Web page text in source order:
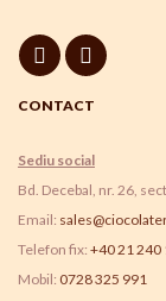
CONTACT
Sediu social
Bd. Decebal, nr. 26,
Email:
Telefon fix: +40 21 240
Mobil: 0728 325 991